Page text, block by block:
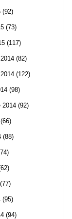
(92)
(73)
(117)
(82)
(122)
(98)
2014 (92)
(66)
(88)
(77)
(95)
(94)